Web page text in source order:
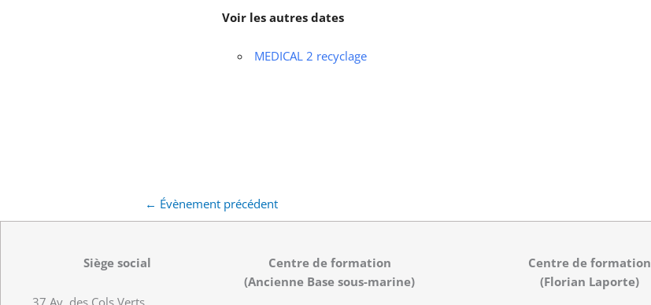
Voir les autres dates
MEDICAL 2 recyclage
← Évènement précédent
Siège social
Centre de formation
(Ancienne Base sous-marine)
Centre de formation
(Florian Laporte)